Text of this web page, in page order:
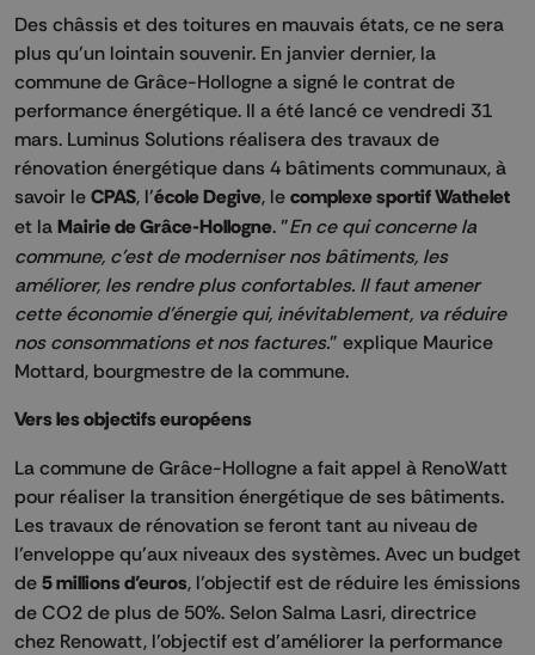
Des châssis et des toitures en mauvais états, ce ne sera
plus qu’un lointain souvenir. En janvier dernier, la
commune de Grâce-Hollogne a signé le contrat de
performance énergétique. Il a été lancé ce vendredi 31
mars. Luminus Solutions réalisera des travaux de
rénovation énergétique dans 4 bâtiments communaux, à
savoir le CPAS, l’école Degive, le complexe sportif Wathelet
et la Mairie de Grâce-Hollogne. "En ce qui concerne la
commune, c'est de moderniser nos bâtiments, les
améliorer, les rendre plus confortables. Il faut amener
cette économie d'énergie qui, inévitablement, va réduire
nos consommations et nos factures." explique Maurice
Mottard, bourgmestre de la commune.
Vers les objectifs européens
La commune de Grâce-Hollogne a fait appel à RenoWatt
pour réaliser la transition énergétique de ses bâtiments.
Les travaux de rénovation se feront tant au niveau de
l’enveloppe qu’aux niveaux des systèmes. Avec un budget
de 5 millions d’euros, l’objectif est de réduire les émissions
de CO2 de plus de 50%. Selon Salma Lasri, directrice
chez Renowatt, l'objectif est d'améliorer la performance